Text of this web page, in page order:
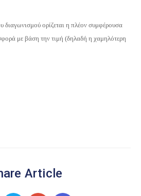
διαγωνισμού ορίζεται η πλέον συμφέρουσα
με βάση την τιμή (δηλαδή η χαμηλότερη
Article